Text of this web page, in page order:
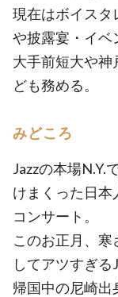
現在はボイスタ
や披露宴・イベ
大手前短大や神
ども務める。
みどころ
Jazzの本場N.Y.
けまくった日本
コンサート。
このお正月、
してアツすぎる
帰国中の尼崎